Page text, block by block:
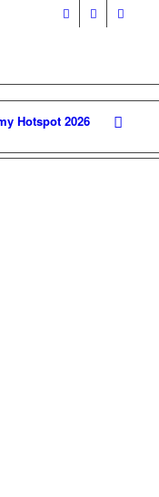
Hotspot 2026